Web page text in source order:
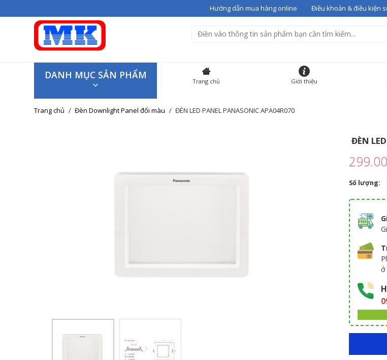
Hướng dẫn mua hàng online Điều khoản & điều kiện
DANH MỤC SẢN PHẨM
Trang chủ Giới thiệu
Trang chủ Đèn Downlight Panel đổi màu ĐÈN LED PANEL PANASONIC APA04R070
ĐÈN
Số lượng:
ở
sản phẩm trong giỏ hàng
SẢN PHẨM
Giầy cao gót Valentino 0736